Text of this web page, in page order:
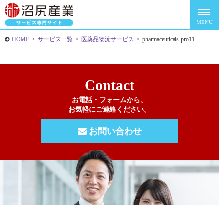
HOME > サービス一覧 > 医薬品物流サービス > pharmaceuticals-pro11
Contact
お電話・フォームから、
お気軽にご連絡ください。
お問い合わせ